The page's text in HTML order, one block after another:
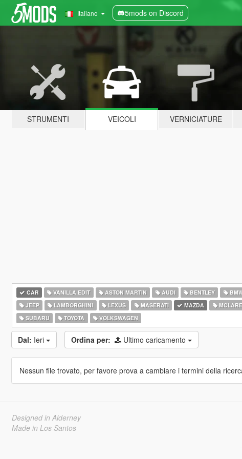
Italiano 5mods on Discord
STRUMENTI VEICOLI VERNICIATURE
CAR VANILLA EDIT ASTON MARTIN AUDI BENTLEY
JEEP
LAMBORGHINI LEXUS MASERATI MAZDA
SUBARU
TOYOTA VOLKSWAGEN
Dal: Ieri Ordina per: Ultimo caricamento
Nessun file trovato, per favore prova a cambiare i termini della
Designed in Alderney
Made in Los Santos